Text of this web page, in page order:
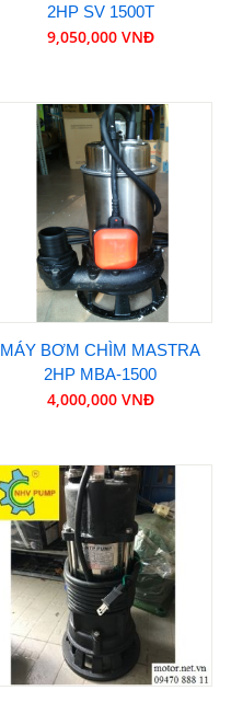
2HP SV 1500T
9,050,000 VNĐ
MÁY BƠM CHÌM MASTRA
2HP MBA-1500
4,000,000 VNĐ